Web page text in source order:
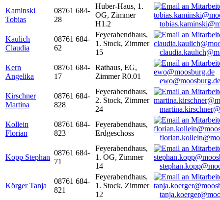
Kaminski
Tobias
08761 684-
28
Huber-Haus, 1.
OG, Zimmer
H1.2
Kaulich
Claudia
08761 684-
62
Feyerabendhaus,
1. Stock, Zimmer
15
Kern
Angelika
08761 684-
17
Rathaus, EG,
Zimmer R0.01
ewo@moosburg.de
Kirschner
Martina
08761 684-
828
Feyerabendhaus,
2. Stock, Zimmer
24
Kollein
Florian
08761 684-
823
Feyerabendhaus,
Erdgeschoss
Kopp Stephan
08761 684-
71
Feyerabendhaus,
1. OG, Zimmer
14
Körger Tanja
08761 684-
821
Feyerabendhaus,
1. Stock, Zimmer
12